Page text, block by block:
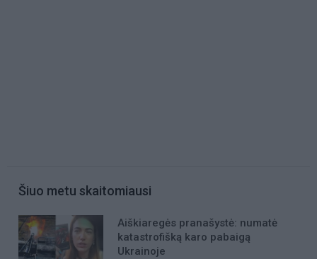
Šiuo metu skaitomiausi
Aiškiaregės pranašystė: numatė
katastrofišką karo pabaigą
Ukrainoje